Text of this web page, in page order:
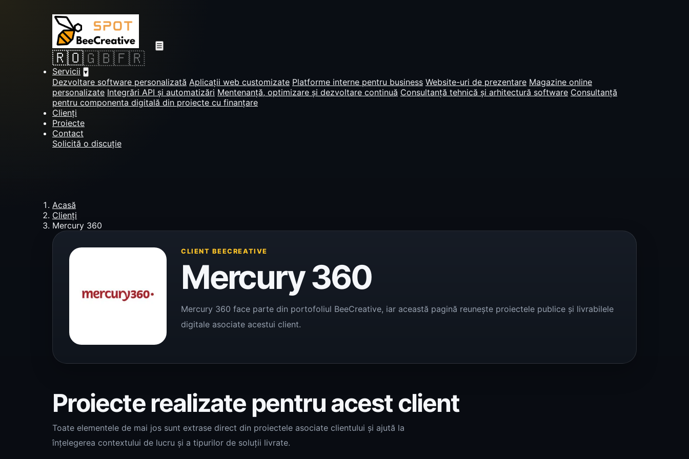
☰
🇷🇴🇬🇧🇫🇷
Servicii ▾
Dezvoltare software personalizată Aplicații web customizate Platforme interne pentru business Website-uri de prezentare Magazine online
personalizate Integrări API și automatizări Mentenanță, optimizare și dezvoltare continuă Consultanță tehnică și arhitectură software Consultanță
pentru componenta digitală din proiecte cu finanțare
Clienți
Proiecte
Contact
Solicită o discuție
Acasă
Clienți
Mercury 360
CLIENT BEECREATIVE
Mercury 360
Mercury 360 face parte din portofoliul BeeCreative, iar această pagină reunește proiectele publice și livrabilele
digitale asociate acestui client.
Proiecte realizate pentru acest client
Toate elementele de mai jos sunt extrase direct din proiectele asociate clientului și ajută la
înțelegerea contextului de lucru și a tipurilor de soluții livrate.